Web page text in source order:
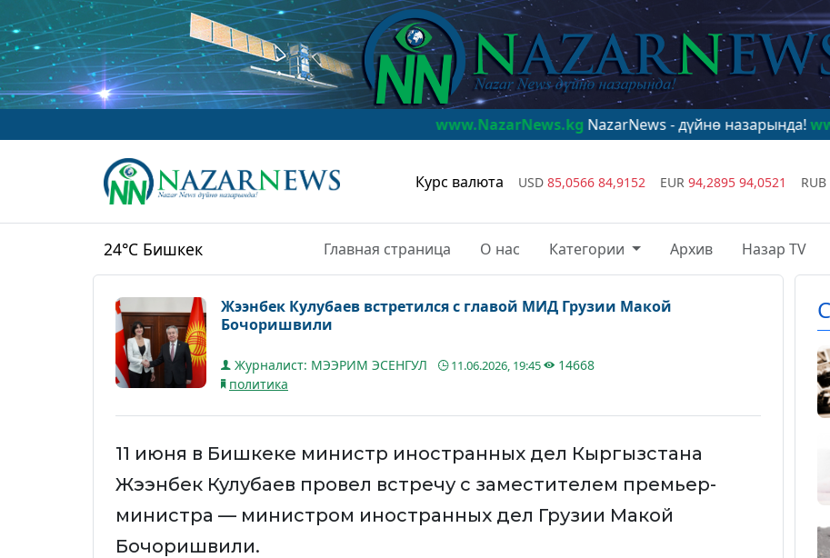
www.NazarNews.kgNazarNews - дүйнө назарында!
Курс валюта USD 85,0566 84,9152 EUR 94,2895 94,0521 RUB
24°C Бишкек Главная страница О нас Категории Архив Назар TV
Жээнбек Кулубаев встретился с главой МИД Грузии Макой
Бочоришвили
Журналист: МЭЭРИМ ЭСЕНГУЛ 11.06.2026, 19:45
14668
политика
11 июня в Бишкеке министр иностранных дел Кыргызстана
Жээнбек Кулубаев провел встречу с заместителем премьер-
министра — министром иностранных дел Грузии Макой
Бочоришвили.